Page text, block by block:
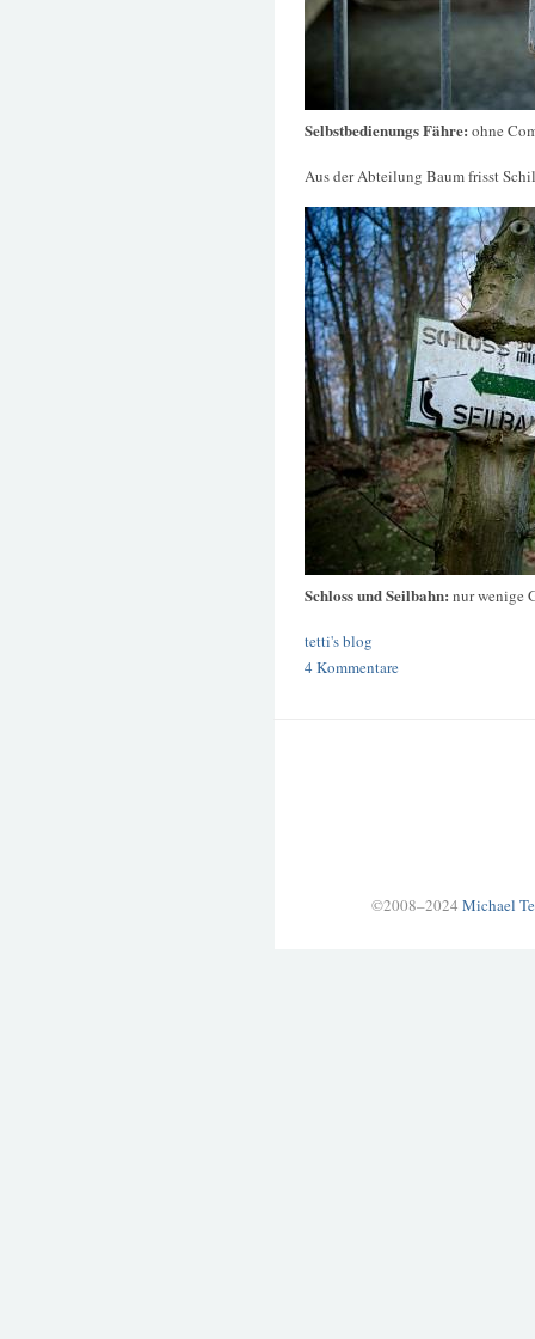
Selbstbedienungs Fähre: ohne
Aus der Abteilung Baum frisst
Schloss und Seilbahn: nur wenige
tetti's blog
4 Kommentare
©2008–2024 Michael